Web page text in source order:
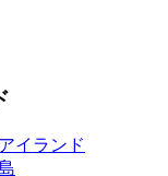
イランド